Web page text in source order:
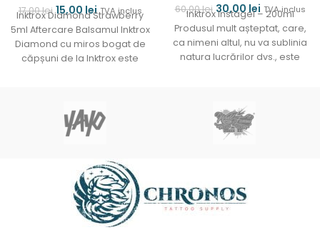
17,00lei 15,00 lei TVA inclus
Inktrox Diamond Strawberry
5ml Aftercare Balsamul Inktrox
Diamond cu miros bogat de
căpșuni de la Inktrox este
60,00lei 30,00 lei TVA inclus
Inktrox Instagel – 200ml
Produsul mult așteptat, care,
ca nimeni altul, nu va sublinia
natura lucrărilor dvs., este